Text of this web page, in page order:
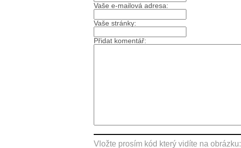
Vaše e-mailová adresa:
Vaše stránky:
Přidat komentář:
Vložte prosím kód který vidíte na obrázku: